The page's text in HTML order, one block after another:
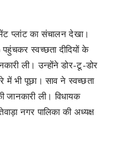
प्लांट का संचालन देखा।
स्वच्छता दीदियों के
ली। उन्होंने डोर-टू-डोर
भी पूछा। साव ने स्वच्छता
जानकारी ली। विधायक
नगर पालिका की अध्यक्ष